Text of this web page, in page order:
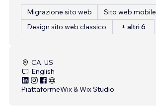
Migrazione sito web
Sito web mobile
Design sito web classico
+ altri 6
CA, US
English
PiattaformeWix & Wix Studio